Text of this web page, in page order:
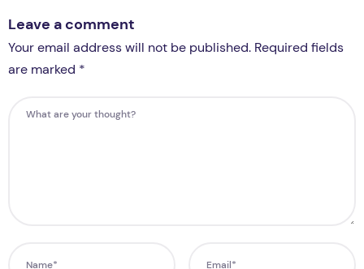
Leave a comment
Your email address will not be published. Required fields
are marked *